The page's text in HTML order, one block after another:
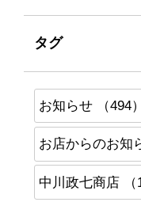
タグ
お知らせ （494）
お店からのお知
中川政七商店 （